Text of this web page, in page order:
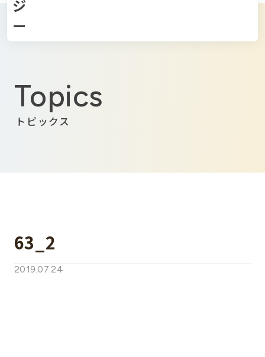
Topics
トピックス
63_2
2019.07.24